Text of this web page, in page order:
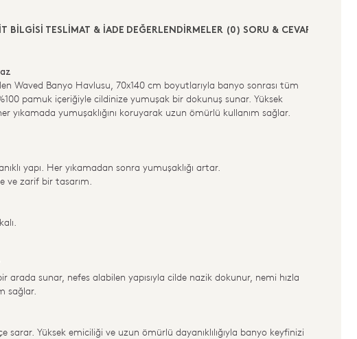
BILGISI TESLIMAT & İADE DEĞERLENDİRMELER (0) SORU & CEVAP (0)
Waved Banyo Havlusu, 70x140 cm boyutlarıyla banyo sonrası tüm
pamuk içeriğiyle cildinize yumuşak bir dokunuş sunar. Yüksek
yıkamada yumuşaklığını koruyarak uzun ömürlü kullanım sağlar.
yapı. Her yıkamadan sonra yumuşaklığı artar.
ve zarif bir tasarım.
arada sunar, nefes alabilen yapısıyla cilde nazik dokunur, nemi hızla
sağlar.
sarar. Yüksek emiciliği ve uzun ömürlü dayanıklılığıyla banyo keyfinizi